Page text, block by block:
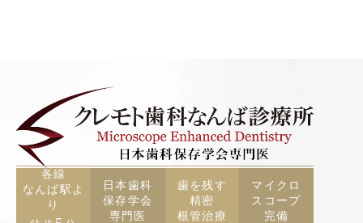
各線
なんば駅よ
り
日本歯科
保存学会
専門医
歯を残す
精密
根管治療
マイクロ
スコープ
完備